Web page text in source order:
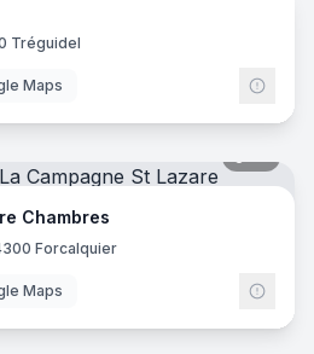
Tréguidel
Maps
Chambres
Forcalquier
Maps
6